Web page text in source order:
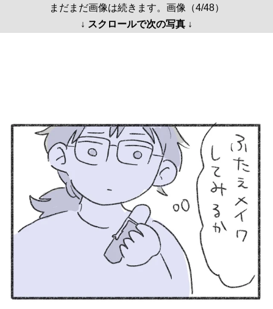
まだまだ画像は続きます。画像（4/48）
↓ スクロールで次の写真 ↓